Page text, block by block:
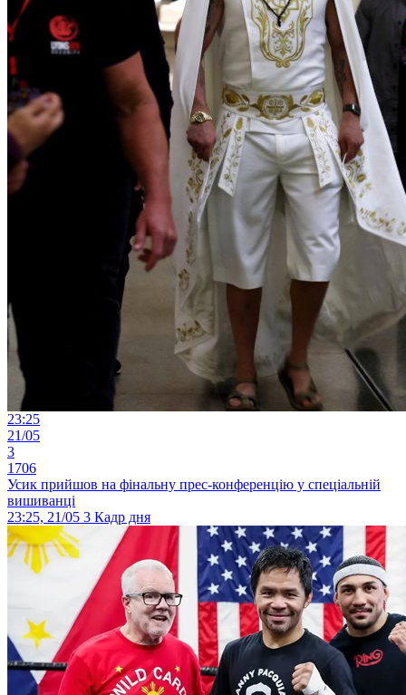
23:25
21/05
3
1706
Усик прийшов на фінальну прес-конференцію у спеціальній
вишиванці
23:25, 21/05 3 Кадр дня